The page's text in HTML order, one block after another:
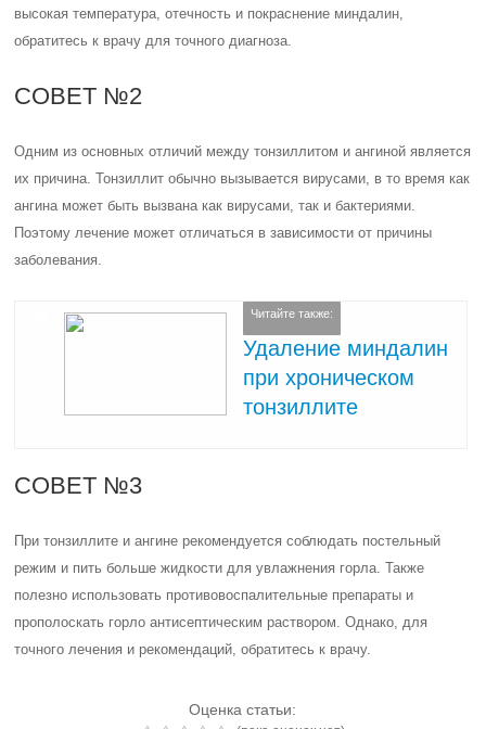
высокая температура, отечность и покраснение миндалин,
обратитесь к врачу для точного диагноза.
СОВЕТ №2
Одним из основных отличий между тонзиллитом и ангиной является
их причина. Тонзиллит обычно вызывается вирусами, в то время как
ангина может быть вызвана как вирусами, так и бактериями.
Поэтому лечение может отличаться в зависимости от причины
заболевания.
Читайте также:
Удаление миндалин
при хроническом
тонзиллите
СОВЕТ №3
При тонзиллите и ангине рекомендуется соблюдать постельный
режим и пить больше жидкости для увлажнения горла. Также
полезно использовать противовоспалительные препараты и
прополоскать горло антисептическим раствором. Однако, для
точного лечения и рекомендаций, обратитесь к врачу.
Оценка статьи: